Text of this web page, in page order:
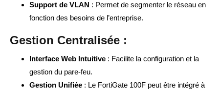
Support de VLAN : Permet de segmenter le réseau en
fonction des besoins de l’entreprise.
Gestion Centralisée :
Interface Web Intuitive : Facilite la configuration et la
gestion du pare-feu.
Gestion Unifiée : Le FortiGate 100F peut être intégré à